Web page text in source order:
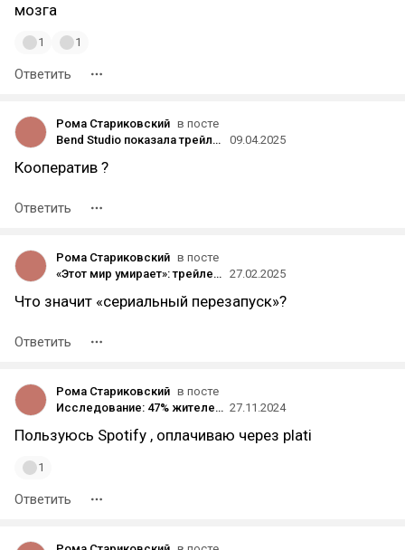
мозга
1 1
Ответить
Рома Стариковский в посте
Bend Studio показала трейлер режима «Натиск орды» из ремастера Days Gone
09.04.2025
Кооператив ?
Ответить
Рома Стариковский в посте
«Этот мир умирает»: трейлер сериального перезапуска «Этерны» от «Кинопоиска» 27.02.2025
Что значит «сериальный перезапуск»?
Ответить
Рома Стариковский в посте
Исследование: 47% жителей российских городов используют подписки на музыкальные сервисы 27.11.2024
Пользуюсь Spotify , оплачиваю через plati
1
Ответить